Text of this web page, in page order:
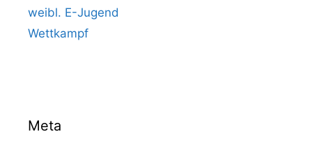
weibl. E-Jugend
Wettkampf
Meta